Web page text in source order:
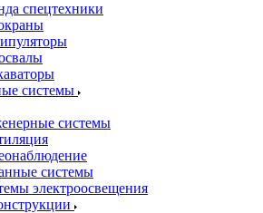
спецтехники
системы
системы
системы
электроосвещения